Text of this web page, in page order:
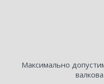
Максимально